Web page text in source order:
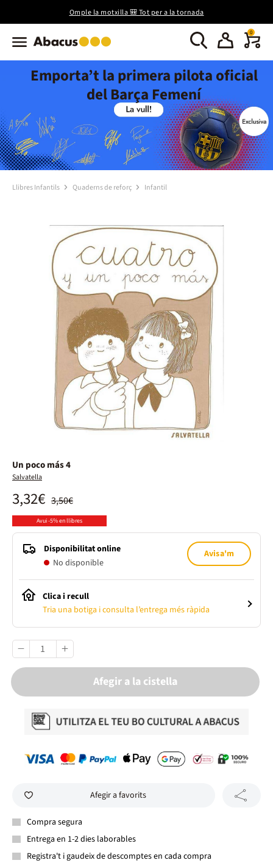
Omple la motxilla 🎒 Tot per a la tornada
0
Emporta’t la primera pilota oficial
del Barça Femení
Llibres Infantils Quaderns de reforç Infantil
Un poco más 4
Salvatella
3,50€
3,32€
Avui -5% en llibres
Disponibilitat online
No disponible
Avisa'm
Clica i recull
Tria una botiga i consulta l’entrega més ràpida
Afegir a la cistella
Afegir a favorits
Compra segura
Entrega en 1-2 dies laborables
Registra't i gaudeix de descomptes en cada compra